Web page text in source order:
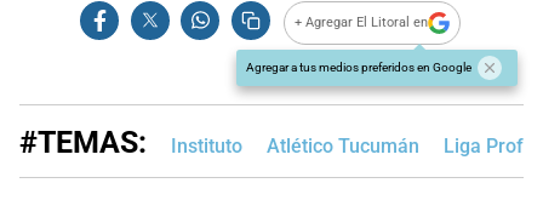
+ Agregar El Litoral en
Agregar a tus medios preferidos en Google
#TEMAS: Instituto Atlético Tucumán Liga